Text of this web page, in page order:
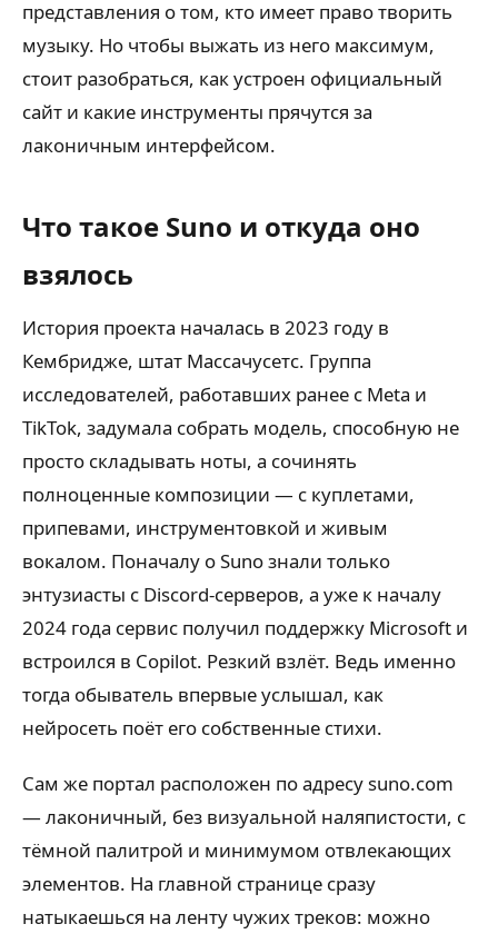
представления о том, кто имеет право творить
музыку. Но чтобы выжать из него максимум,
стоит разобраться, как устроен официальный
сайт и какие инструменты прячутся за
лаконичным интерфейсом.
Что такое Suno и откуда оно
взялось
История проекта началась в 2023 году в
Кембридже, штат Массачусетс. Группа
исследователей, работавших ранее с Meta и
TikTok, задумала собрать модель, способную не
просто складывать ноты, а сочинять
полноценные композиции — с куплетами,
припевами, инструментовкой и живым
вокалом. Поначалу о Suno знали только
энтузиасты с Discord-серверов, а уже к началу
2024 года сервис получил поддержку Microsoft и
встроился в Copilot. Резкий взлёт. Ведь именно
тогда обыватель впервые услышал, как
нейросеть поёт его собственные стихи.
Сам же портал расположен по адресу suno.com
— лаконичный, без визуальной наляпистости, с
тёмной палитрой и минимумом отвлекающих
элементов. На главной странице сразу
натыкаешься на ленту чужих треков: можно